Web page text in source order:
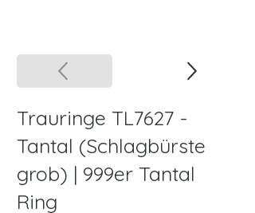
Trauringe TL7627 -
Tantal (Schlagbürste
grob) | 999er Tantal
Ring